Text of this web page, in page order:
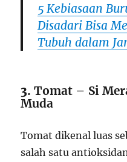
5 Kebiasaan
Disadari Bisa
Tubuh dalam
3.Tomat – Si
Muda
Tomat dikenal luas
salah satu